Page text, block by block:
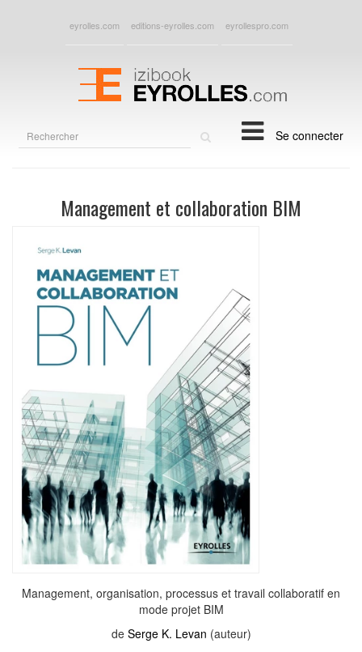
eyrolles.com editions-eyrolles.com eyrollespro.com
Se connecter
Management et collaboration BIM
Management, organisation, processus et travail collaboratif en
mode projet BIM
de Serge K. Levan (auteur)